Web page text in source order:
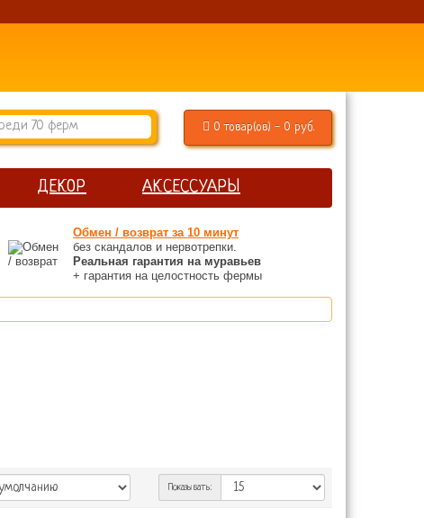
0 товар(ов) - 0 руб.
ДЕКОР АКСЕССУАРЫ
Обмен / возврат за 10 минут
без скандалов и нервотрепки.
Реальная гарантия на муравьев
+ гарантия на целостность фермы
Показывать: